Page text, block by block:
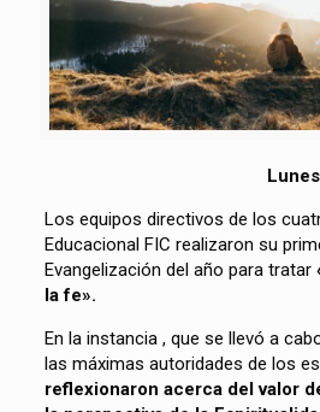
Los equipos directivos de los
Educacional FIC realizaron su
Evangelización del año para tratar
la fe».
En la instancia , que se llevó a
las máximas autoridades de los
reflexionaron acerca del valor